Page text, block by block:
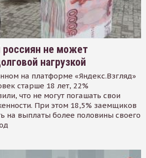
не может
нагрузкой
на платформе «Яндекс.Взгляд»
старше 18 лет, 22%
что не могут погашать свои
При этом 18,5% заемщиков
на выплаты более половины своего